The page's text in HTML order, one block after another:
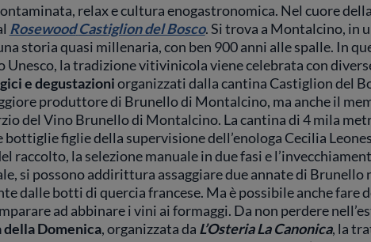
relax e cultura enogastronomica. Nel cuore della
Rosewood Castiglion del Bosco. Si trova a Montalcino, in
storia quasi millenaria, con ben 900 anni alle spalle. In
Unesco, la tradizione vitivinicola viene celebrata con
e degustazioniorganizzati dalla cantina Castiglion del
produttore di Brunello di Montalcino, ma anche il
del Vino Brunello di Montalcino. La cantina di 4 mila
bottiglie figlie della supervisione dell’enologa Cecilia
raccolto, la selezione manuale in due fasi e
si possono addirittura assaggiare due annate di
dalle botti di quercia francese. Ma è possibile anche fare
ad abbinare i vini ai formaggi. Da non perdere
della Domenica, organizzata da L’Osteria La Canonica, la